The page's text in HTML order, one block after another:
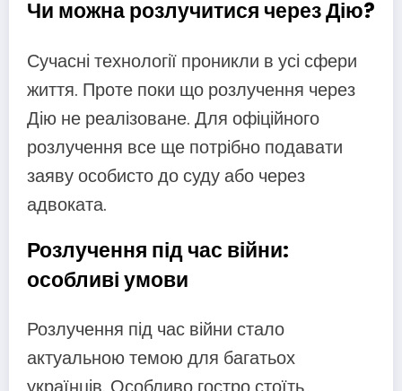
Чи можна розлучитися через Дію?
Сучасні технології проникли в усі сфери
життя. Проте поки що розлучення через
Дію не реалізоване. Для офіційного
розлучення все ще потрібно подавати
заяву особисто до суду або через
адвоката.
Розлучення під час війни:
особливі умови
Розлучення під час війни стало
актуальною темою для багатьох